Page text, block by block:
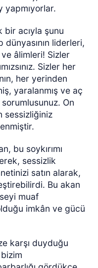
yapmıyorlar.
acıyla şunu
liderleri,
âlimleri! Sizler
Sizler her
her yerinden
yaralanmış ve aç
sorumlusunuz. On
sessizliğiniz
bu soykırımı
sessizlik
satın alarak,
Bu akan
muaf
imkân ve gücü
karşı duyduğu